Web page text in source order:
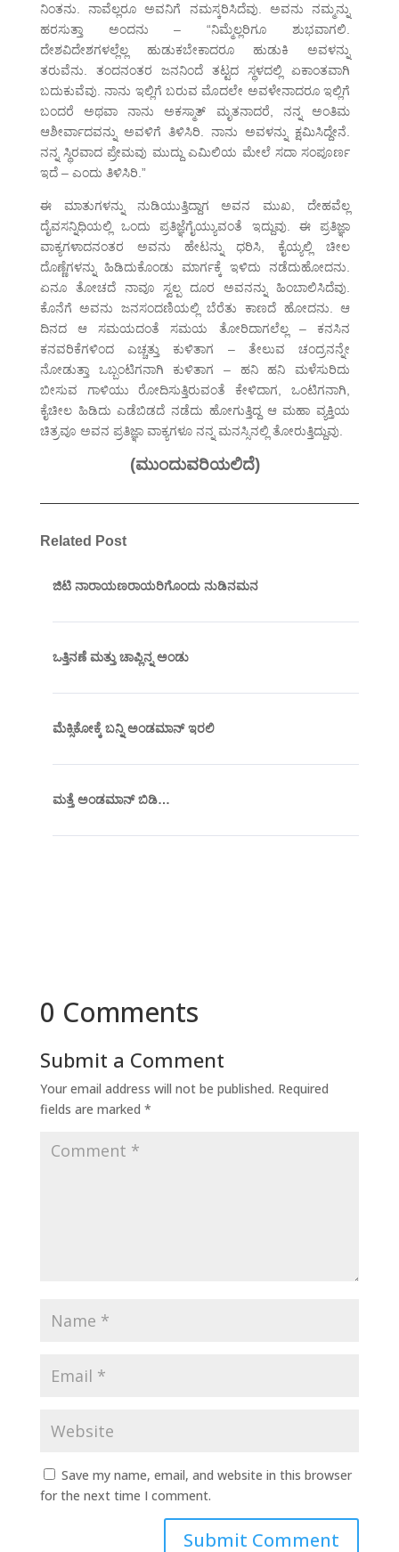
ನಿಂತನು. ನಾವೆಲ್ಲರೂ ಅವನಿಗೆ ನಮಸ್ಕರಿಸಿದೆವು. ಅವನು ನಮ್ಮನ್ನು
ಹರಸುತ್ತಾ ಅಂದನು – “ನಿಮ್ಮೆಲ್ಲರಿಗೂ ಶುಭವಾಗಲಿ.
ದೇಶವಿದೇಶಗಳಲ್ಲೆಲ್ಲ ಹುಡುಕಬೇಕಾದರೂ ಹುಡುಕಿ ಅವಳನ್ನು
ತರುವೆನು. ತಂದನಂತರ ಜನನಿಂದೆ ತಟ್ಟದ ಸ್ಥಳದಲ್ಲಿ ಏಕಾಂತವಾಗಿ
ಬದುಕುವೆವು. ನಾನು ಇಲ್ಲಿಗೆ ಬರುವ ಮೊದಲೇ ಅವಳೇನಾದರೂ ಇಲ್ಲಿಗೆ
ಬಂದರೆ ಅಥವಾ ನಾನು ಅಕಸ್ಮಾತ್ ಮೃತನಾದರೆ, ನನ್ನ ಅಂತಿಮ
ಆಶೀರ್ವಾದವನ್ನು ಅವಳಿಗೆ ತಿಳಿಸಿರಿ. ನಾನು ಅವಳನ್ನು ಕ್ಷಮಿಸಿದ್ದೇನೆ.
ನನ್ನ ಸ್ಥಿರವಾದ ಪ್ರೇಮವು ಮುದ್ದು ಎಮಿಲಿಯ ಮೇಲೆ ಸದಾ ಸಂಪೂರ್ಣ
ಇದೆ – ಎಂದು ತಿಳಿಸಿರಿ.”
ಈ ಮಾತುಗಳನ್ನು ನುಡಿಯುತ್ತಿದ್ದಾಗ ಅವನ ಮುಖ, ದೇಹವೆಲ್ಲ
ದೈವಸನ್ನಿಧಿಯಲ್ಲಿ ಒಂದು ಪ್ರತಿಜ್ಞೆಗೈಯ್ಯುವಂತೆ ಇದ್ದುವು. ಈ ಪ್ರತಿಜ್ಞಾ
ವಾಕ್ಯಗಳಾದನಂತರ ಅವನು ಹೇಟನ್ನು ಧರಿಸಿ, ಕೈಯ್ಯಲ್ಲಿ ಚೀಲ
ದೊಣ್ಣೆಗಳನ್ನು ಹಿಡಿದುಕೊಂಡು ಮಾರ್ಗಕ್ಕೆ ಇಳಿದು ನಡೆದುಹೋದನು.
ಏನೂ ತೋಚದೆ ನಾವೂ ಸ್ವಲ್ಪ ದೂರ ಅವನನ್ನು ಹಿಂಬಾಲಿಸಿದೆವು.
ಕೊನೆಗೆ ಅವನು ಜನಸಂದಣಿಯಲ್ಲಿ ಬೆರೆತು ಕಾಣದೆ ಹೋದನು. ಆ
ದಿನದ ಆ ಸಮಯದಂತೆ ಸಮಯ ತೋರಿದಾಗಲೆಲ್ಲ – ಕನಸಿನ
ಕನವರಿಕೆಗಳಿಂದ ಎಚ್ಚತ್ತು ಕುಳಿತಾಗ – ತೇಲುವ ಚಂದ್ರನನ್ನೇ
ನೋಡುತ್ತಾ ಒಬ್ಬಂಟಿಗನಾಗಿ ಕುಳಿತಾಗ – ಹನಿ ಹನಿ ಮಳೆಸುರಿದು
ಬೀಸುವ ಗಾಳಿಯು ರೋದಿಸುತ್ತಿರುವಂತೆ ಕೇಳಿದಾಗ, ಒಂಟಿಗನಾಗಿ,
ಕೈಚೀಲ ಹಿಡಿದು ಎಡೆಬಿಡದೆ ನಡೆದು ಹೋಗುತ್ತಿದ್ದ ಆ ಮಹಾ ವ್ಯಕ್ತಿಯ
ಚಿತ್ರವೂ ಅವನ ಪ್ರತಿಜ್ಞಾ ವಾಕ್ಯಗಳೂ ನನ್ನ ಮನಸ್ಸಿನಲ್ಲಿ ತೋರುತ್ತಿದ್ದುವು.
(ಮುಂದುವರಿಯಲಿದೆ)
Related Post
ಜಿಟಿ ನಾರಾಯಣರಾಯರಿಗೊಂದು ನುಡಿನಮನ
ಒತ್ತಿನಣೆ ಮತ್ತು ಚಾಪ್ಲಿನ್ನ ಅಂಡು
ಮೆಕ್ಸಿಕೋಕ್ಕೆ ಬನ್ನಿ ಅಂಡಮಾನ್ ಇರಲಿ
ಮತ್ತೆ ಅಂಡಮಾನ್ ಬಿಡಿ…
0 Comments
Submit a Comment
Your email address will not be published. Required
fields are marked *
Save my name, email, and website in this browser
for the next time I comment.
Submit Comment